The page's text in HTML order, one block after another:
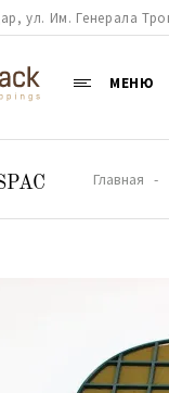
ул. Им. Генерала
МЕНЮ
Главная